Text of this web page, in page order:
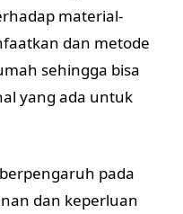
material-
dan metode
sehingga bisa
yang ada untuk
pada
dan keperluan